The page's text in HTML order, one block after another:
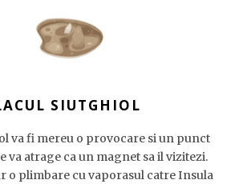
SIUTGHIOL
va fi mereu o provocare si un punct
va atrage ca un magnet sa il vizitezi.
o plimbare cu vaporasul catre Insula